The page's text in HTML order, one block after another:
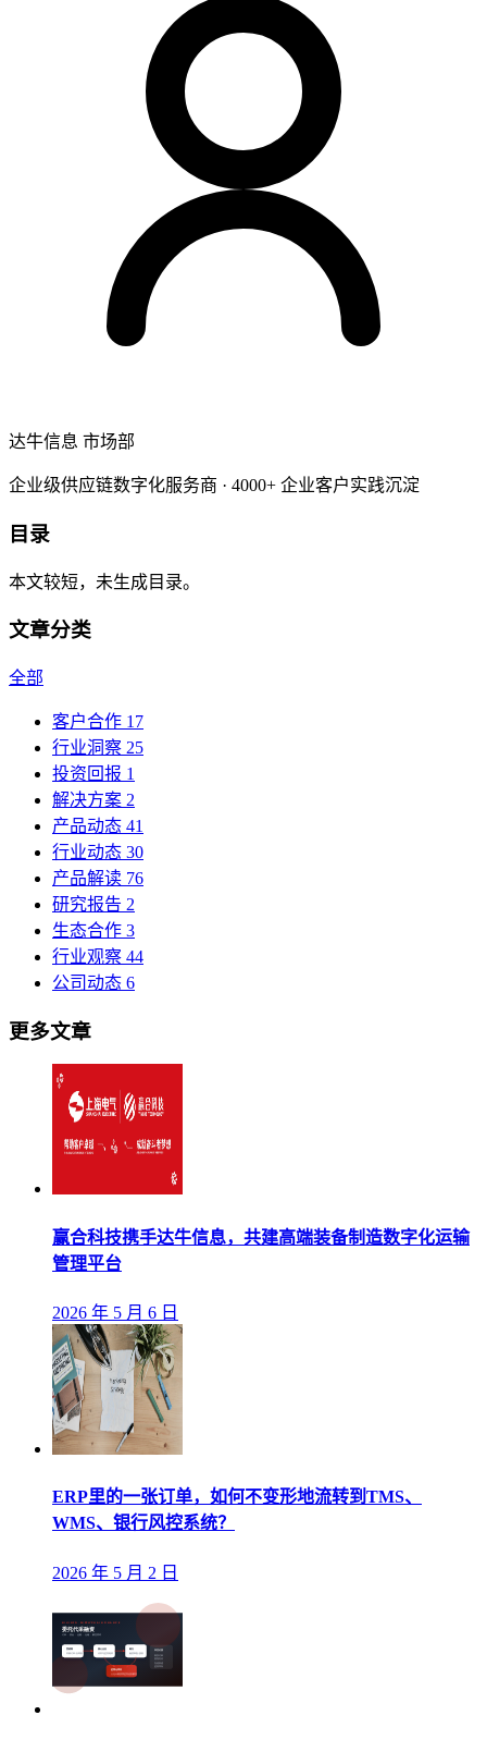
达牛信息 市场部
企业级供应链数字化服务商 · 4000+ 企业客户实践沉淀
目录
本文较短，未生成目录。
文章分类
全部
客户合作 17
行业洞察 25
投资回报 1
解决方案 2
产品动态 41
行业动态 30
产品解读 76
研究报告 2
生态合作 3
行业观察 44
公司动态 6
更多文章
赢合科技携手达牛信息，共建高端装备制造数字化运输
管理平台
2026 年 5 月 6 日
ERP里的一张订单，如何不变形地流转到TMS、
WMS、银行风控系统？
2026 年 5 月 2 日